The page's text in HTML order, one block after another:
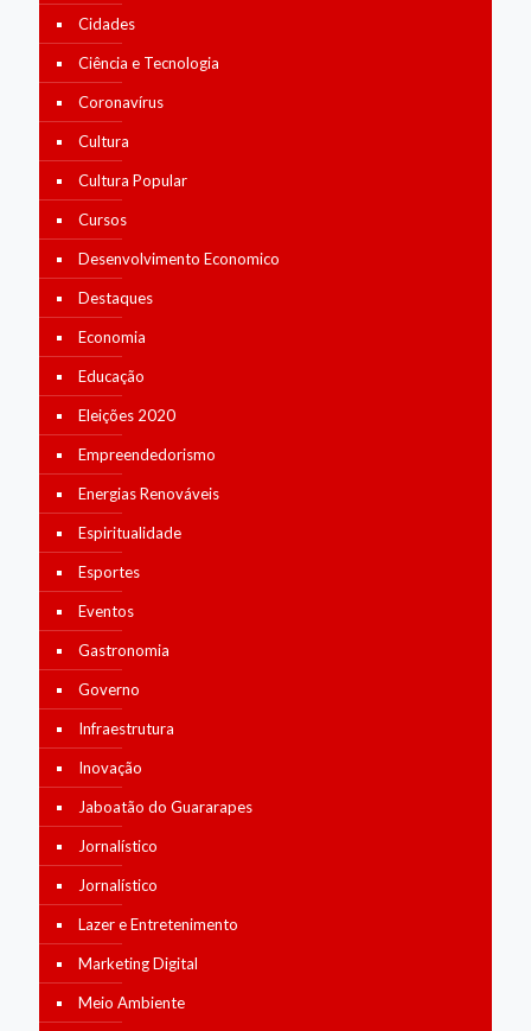
Cidades
Ciência e Tecnologia
Coronavírus
Cultura
Cultura Popular
Cursos
Desenvolvimento Economico
Destaques
Economia
Educação
Eleições 2020
Empreendedorismo
Energias Renováveis
Espiritualidade
Esportes
Eventos
Gastronomia
Governo
Infraestrutura
Inovação
Jaboatão do Guararapes
Jornalístico
Jornalístico
Lazer e Entretenimento
Marketing Digital
Meio Ambiente